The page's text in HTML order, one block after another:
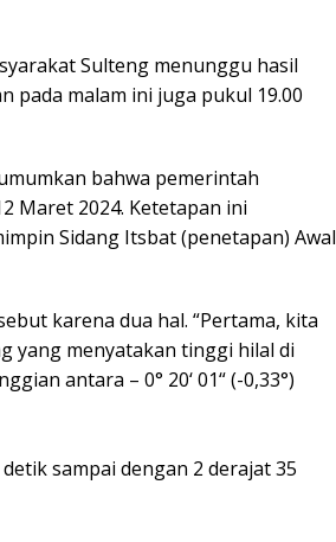
Sulteng menunggu hasil
pada malam ini juga pukul 19.00
bahwa pemerintah
Maret 2024. Ketetapan ini
Sidang Itsbat (penetapan) Awal
karena dua hal. “Pertama, kita
yang menyatakan tinggi hilal di
antara – 0° 20‘ 01“ (-0,33°)
sampai dengan 2 derajat 35